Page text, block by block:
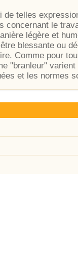
de telles
concernant le
légère et
blessante ou
Comme pour
"branleur"
et les normes